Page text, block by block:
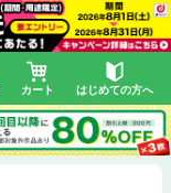
カート はじめての方へ